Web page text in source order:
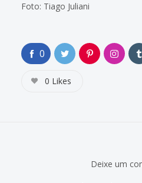
Foto: Tiago Juliani
0
0 Likes
Deixe um